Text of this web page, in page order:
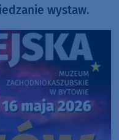
wystaw.